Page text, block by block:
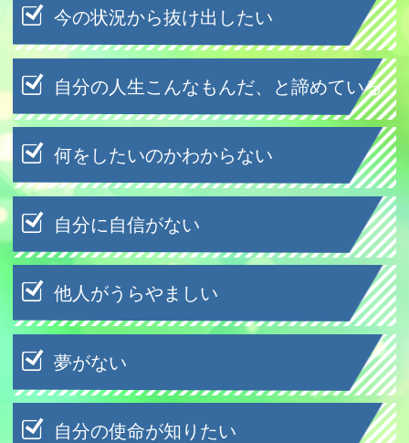
今の状況から抜け出したい
自分の人生こんなもんだ、と諦めている
何をしたいのかわからない
自分に自信がない
他人がうらやましい
夢がない
自分の使命が知りたい